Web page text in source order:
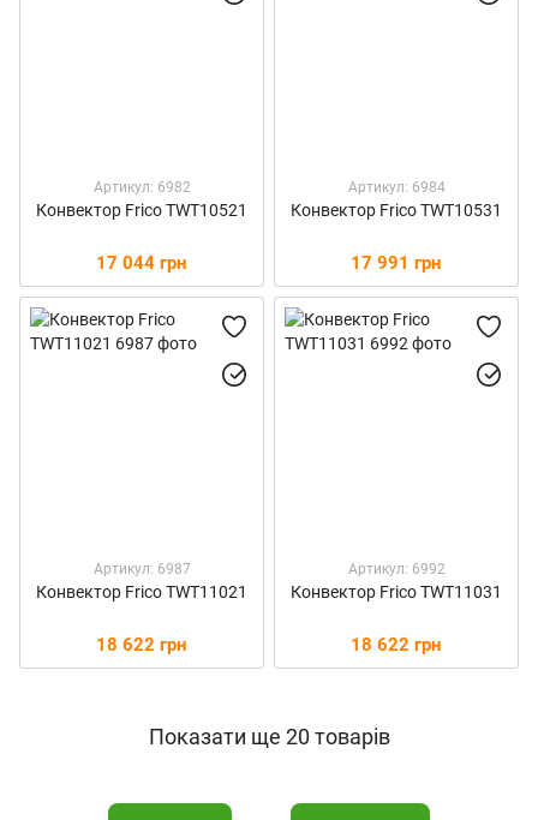
Артикул: 6982
Конвектор Frico TWT10521
17 044 грн
Артикул: 6984
Конвектор Frico TWT10531
17 991 грн
Артикул: 6987
Конвектор Frico TWT11021
18 622 грн
Артикул: 6992
Конвектор Frico TWT11031
18 622 грн
Показати ще 20 товарів